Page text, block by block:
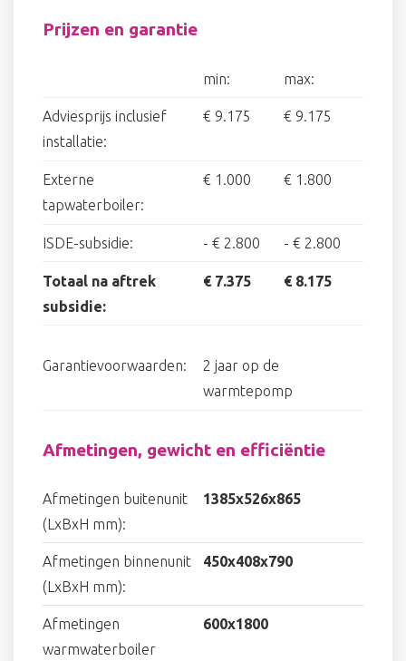
Prijzen en garantie
min: max:
Adviesprijs inclusief
installatie:
€ 9.175 € 9.175
Externe
tapwaterboiler:
€ 1.000 € 1.800
ISDE-subsidie: - € 2.800 - € 2.800
Totaal na aftrek
subsidie:
€ 7.375 € 8.175
Garantievoorwaarden:
2 jaar op de
warmtepomp
Afmetingen, gewicht en efficiëntie
Afmetingen buitenunit
(LxBxH mm):
1385x526x865
Afmetingen binnenunit
(LxBxH mm):
450x408x790
Afmetingen
warmwaterboiler
600x1800